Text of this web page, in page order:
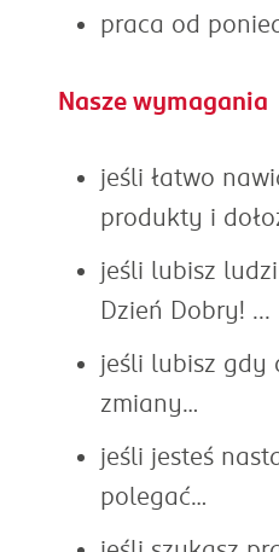
praca od
Nasze wymagania
jeśli łatwo
produkty i
jeśli lubisz
Dzień Dobry! ...
jeśli lubisz gdy
zmiany…
jeśli jesteś
polegać…